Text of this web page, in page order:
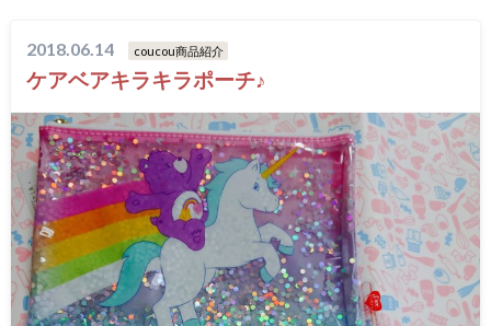
2018.06.14 coucou商品紹介
ケアベアキラキラポーチ♪